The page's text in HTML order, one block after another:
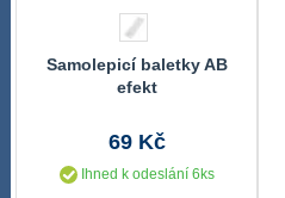
Samolepicí baletky AB
efekt
69 Kč
Ihned k odeslání 6ks